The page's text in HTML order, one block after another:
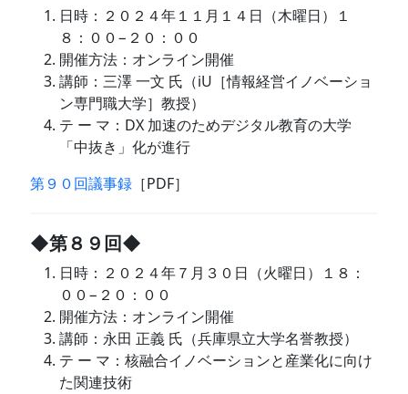
日時：２０２４年１１月１４日（木曜日）１
８：００−２０：００
開催方法：オンライン開催
講師：三澤 一文 氏（iU［情報経営イノベーショ
ン専門職大学］教授）
テ ー マ：DX 加速のためデジタル教育の大学
「中抜き」化が進行
第９０回議事録 ［PDF］
◆第８９回◆
日時：２０２４年７月３０日（火曜日）１８：
００−２０：００
開催方法：オンライン開催
講師：永田 正義 氏（兵庫県立大学名誉教授）
テ ー マ：核融合イノベーションと産業化に向け
た関連技術